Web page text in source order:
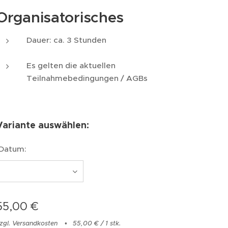
Dauer: ca. 3 Stunden
Es gelten die aktuellen
Teilnahmebedingungen / AGBs
auswählen:
€
Versandkosten 55,00 € / 1 stk.